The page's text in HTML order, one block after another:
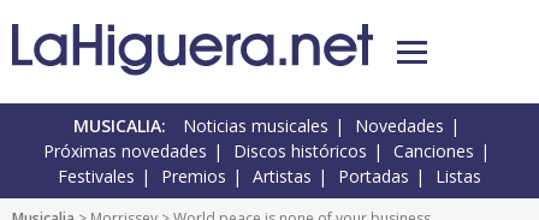
MUSICALIA: Noticias musicales
Novedades
Próximas novedades
Discos históricos
Canciones
Festivales
Premios Artistas Portadas Listas